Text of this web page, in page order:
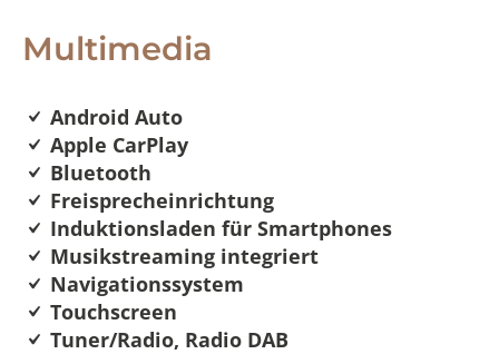
Multimedia
Android Auto
Apple CarPlay
Bluetooth
Freisprecheinrichtung
Induktionsladen für Smartphones
Musikstreaming integriert
Navigationssystem
Touchscreen
Tuner/Radio, Radio DAB